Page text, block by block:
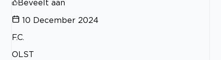
Beveelt aan
10 December 2024
F.C.
OLST